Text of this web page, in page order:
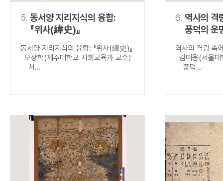
5. 동서양 지리지식의 융합:
『위사(緯史)』
동서양 지리지식의 융합: 『위사(緯史)』
오상학(제주대학교 사회교육과 교수)
서...
6. 역사의 격
풍덕의 운
역사의 격랑 속
김태웅(서울
풍덕...